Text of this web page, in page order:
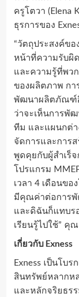
ครูโตวา ( Elena
ธุรการของ
“วัตถุประสงค์ขอ
หน้าที่ความรับผิ
และความรู้ที่พว
ของผลิตภาพ กา
พัฒนาผลิตภัณฑ์อี
ว่าจะเห็นการพั
ทีม และแผนกต่
จัดการและการ
พูดคุยกับผู้สำเร็
โปรแกรม
เวลา 4 เดือนขอ
มีคุณค่าต่อการพั
และดิฉันก็แทบร
เรียนรู้ไปใช้” คุ
เกี่ยวกับExness
Exness เป็นโบร
สินทรัพย์หลากห
และหลักจริยธร